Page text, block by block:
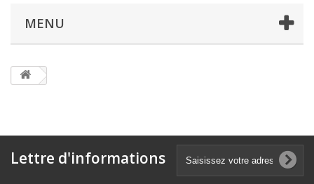
MENU
Lettre d'informations